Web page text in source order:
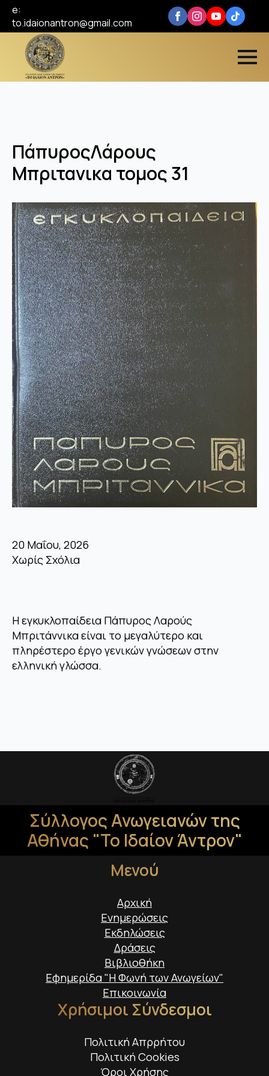
e:
to.idaionantron@gmail.com
ΠάπυροςΛάρους
Μπριτανικα τομος 31
20 Μαΐου, 2026
Χωρίς Σχόλια
Η εγκυκλοπαίδεια Πάπυρος Λαρούς
Μπριτάννικα είναι το μεγαλύτερο και
πληρέστερο έργο γενικών γνώσεων στην
ελληνική γλώσσα.
Σύλλογος Ανωγειανών της
Αθήνας "Το Ιδαίον Άντρον"
Μενού
Αρχική
Ενημερώσεις
Εκδηλώσεις
Δράσεις
Βιβλιοθήκη
Εφημερίδα "Η Φωνή των Ανωγείων"
Επικοινωνία
Χρήσιμοι Σύνδεσμοι
Πολιτική Απρρήτου
Πολιτική Cookies
Όροι Χρήσης